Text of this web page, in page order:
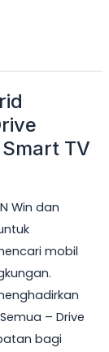
TV
Win dan
mobil
– Drive
bagi